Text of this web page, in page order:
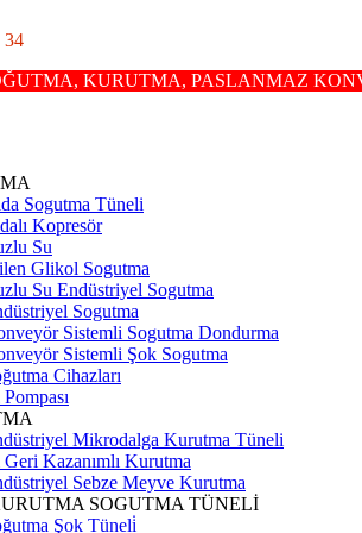
34
KURUTMA, PASLANMAZ
Sogutma Tüneli
Kopresör
Su
Glikol Sogutma
Su Endüstriyel Sogutma
Sogutma
Sistemli Sogutma Dondurma
Sistemli Şok Sogutma
Cihazları
Pompası
Mikrodalga Kurutma Tüneli
Geri Kazanımlı Kurutma
Sebze Meyve Kurutma
SOGUTMA TÜNELİ
Şok Tüneli̇